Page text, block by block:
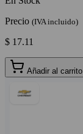
Precio (IVA incluido)
$ 17.11
Añadir al carrito